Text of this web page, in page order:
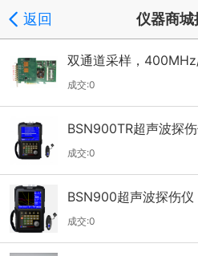
返回 仪器商城
双通道采样，
成交:0
BSN900TR超声波探
成交:0
BSN900超声波探伤仪
成交:0